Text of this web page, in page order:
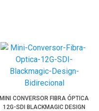
MINI CONVERSOR FIBRA ÓPTICA
12G-SDI BLACKMAGIC DESIGN